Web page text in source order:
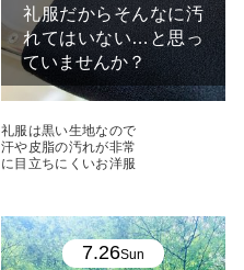
礼服だからそんなに汚
れてはいない…と思っ
ていませんか？
礼服は黒い生地なので
汗や皮脂の汚れが非常
に目立ちにくいお洋服
7.26Sun